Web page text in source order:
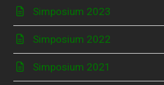
Simposium 2023
Simposium 2022
Simposium 2021